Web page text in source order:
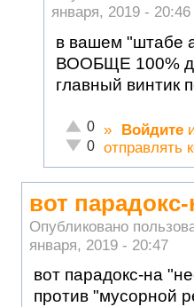
января, 2019 - 20:46
в вашем "штабе
ВООБЩЕ 100%
главный винтик
Отлично!
0
Неадекватно!
0
» Войдите
отправлять
вот
Опубликовано
января, 2019 - 20:47
вот парадокс-на
против "мусорной